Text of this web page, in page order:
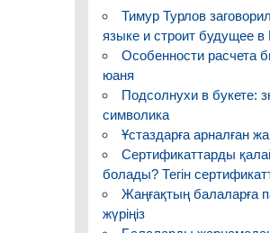
Тимур Турлов
языке и строит будущее в
Особенности расчета
юаня
Подсолнухи в букете:
символика
Ұстаздарға арналған
Сертификаттарды
болады? Тегін
Жаңғақтың балаларға
жүріңіз